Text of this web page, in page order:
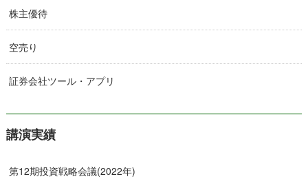
株主優待
空売り
証券会社ツール・アプリ
講演実績
第12期投資戦略会議(2022年)